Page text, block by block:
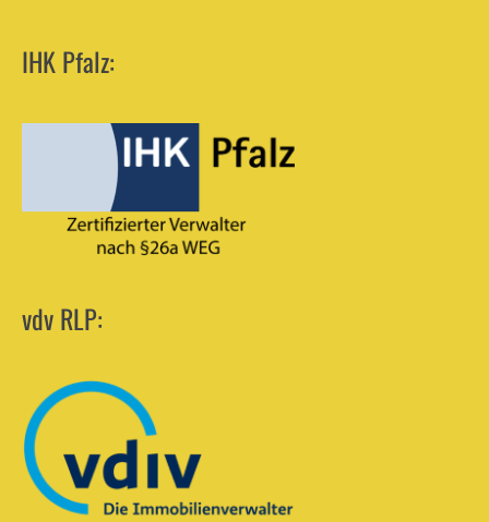
IHK Pfalz:
vdv RLP: